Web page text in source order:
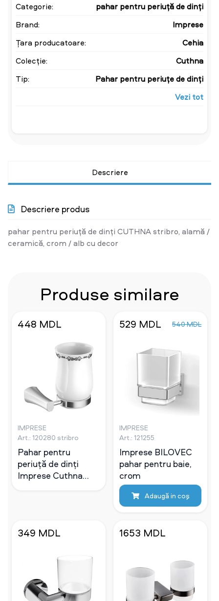
Categorie:
pahar pentru periuță de dinți
Brand:
Imprese
Țara producatoare:
Cehia
Colecție:
Cuthna
Tip:
Pahar pentru periuțe de dinți
Vezi tot
Descriere
Descriere produs
pahar pentru periuță de dinți CUTHNA stribro, alamă /
ceramică, crom / alb cu decor
Produse similare
448 MDL
IMPRESE
Art.: 120280 stribro
Pahar pentru
periuță de dinți
Imprese Cuthna
529 MDL 540 MDL
IMPRESE
Art.: 121255
Imprese BILOVEC
pahar pentru baie,
crom
Adaugă in coş
349 MDL 1653 MDL